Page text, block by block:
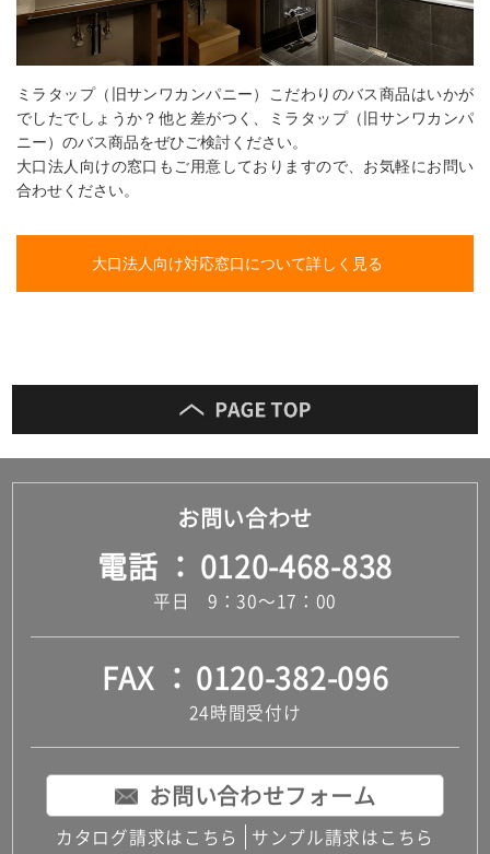
ミラタップ（旧サンワカンパニー）こだわりのバス商品はいかが
でしたでしょうか？他と差がつく、ミラタップ（旧サンワカンパ
ニー）のバス商品をぜひご検討ください。
大口法人向けの窓口もご用意しておりますので、お気軽にお問い
合わせください。
大口法人向け対応窓口について詳しく見る
お問い合わせ
電話 0120-468-838
平日 9：30～17：00
FAX 0120-382-096
24時間受付け
お問い合わせフォーム
カタログ請求はこちら サンプル請求はこちら